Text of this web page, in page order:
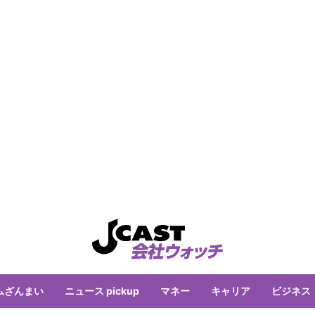
ざんまい ニュース pickup マネー キャリア ビジネス